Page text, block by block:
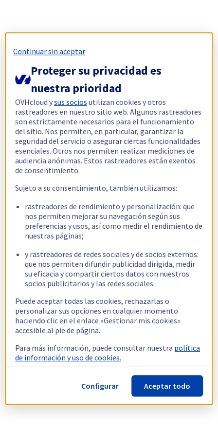
Continuar sin aceptar
Proteger su privacidad es
nuestra prioridad
OVHcloud ysus socios utilizan cookies y otros
rastreadores en nuestro sitio web. Algunos rastreadores
son estrictamente necesarios para el funcionamiento
del sitio. Nos permiten, en particular, garantizar la
seguridad del servicio o asegurar ciertas funcionalidades
esenciales. Otros nos permiten realizar mediciones de
audiencia anónimas. Estos rastreadores están exentos
de consentimiento.
Sujeto a su consentimiento, también utilizamos:
rastreadores de rendimiento y personalización: que
nos permiten mejorar su navegación según sus
preferencias y usos, así como medir el rendimiento de
nuestras páginas;
y rastreadores de redes sociales y de socios externos:
que nos permiten difundir publicidad dirigida, medir
su eficacia y compartir ciertos datos con nuestros
socios publicitarios y las redes sociales.
Puede aceptar todas las cookies, rechazarlas o
personalizar sus opciones en cualquier momento
haciendo clic en el enlace «Gestionar mis cookies»
accesible al pie de página.
Para más información, puede consultar nuestra política
de información y uso de cookies.
Configurar Aceptar todo